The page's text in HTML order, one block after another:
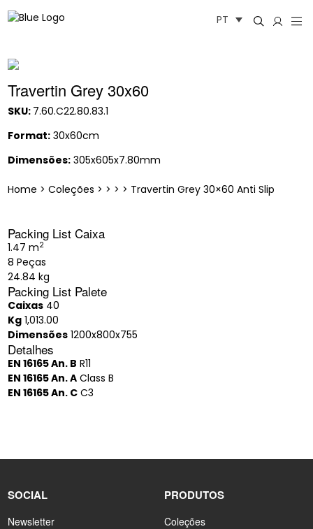
para
PT
Travertin Grey 30x60
SKU: 7.60.C22.80.83.1
Format:30x60cm
Dimensões:305x605x7.80mm
Home > Coleções > > > > Travertin Grey 30×60 Anti Slip
Packing List Caixa
1.47 m2
8 Peças
24.84 kg
Packing List Palete
Caixas40
Kg1,013.00
Dimensões1200x800x755
Detalhes
EN 16165 An. B R11
EN 16165 An. AClass B
EN 16165 An. CC3
SOCIAL
Newsletter
PRODUTOS
Coleções